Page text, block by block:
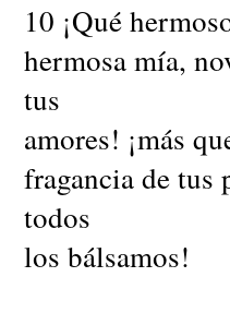
10 ¡Qué
hermosa mía,
tus
amores! ¡más
fragancia de tus
todos
los bálsamos!